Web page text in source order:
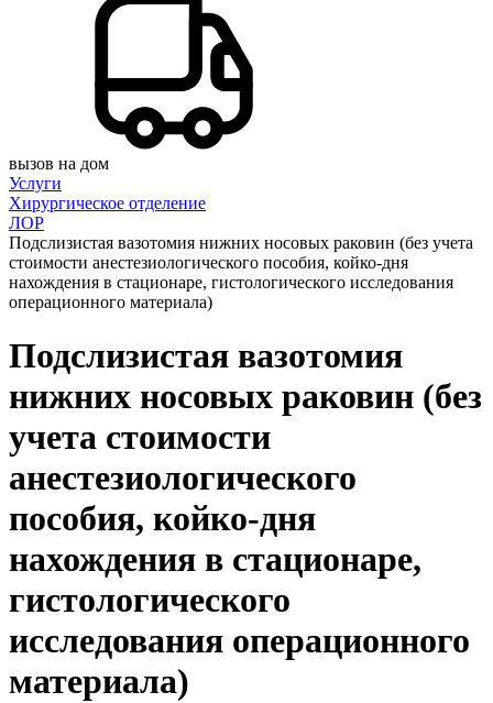
вызов на дом
Услуги
Хирургическое отделение
ЛОР
Подслизистая вазотомия нижних носовых раковин (без учета
стоимости анестезиологического пособия, койко-дня
нахождения в стационаре, гистологического исследования
операционного материала)
Подслизистая вазотомия
нижних носовых раковин (без
учета стоимости
анестезиологического
пособия, койко-дня
нахождения в стационаре,
гистологического
исследования операционного
материала)